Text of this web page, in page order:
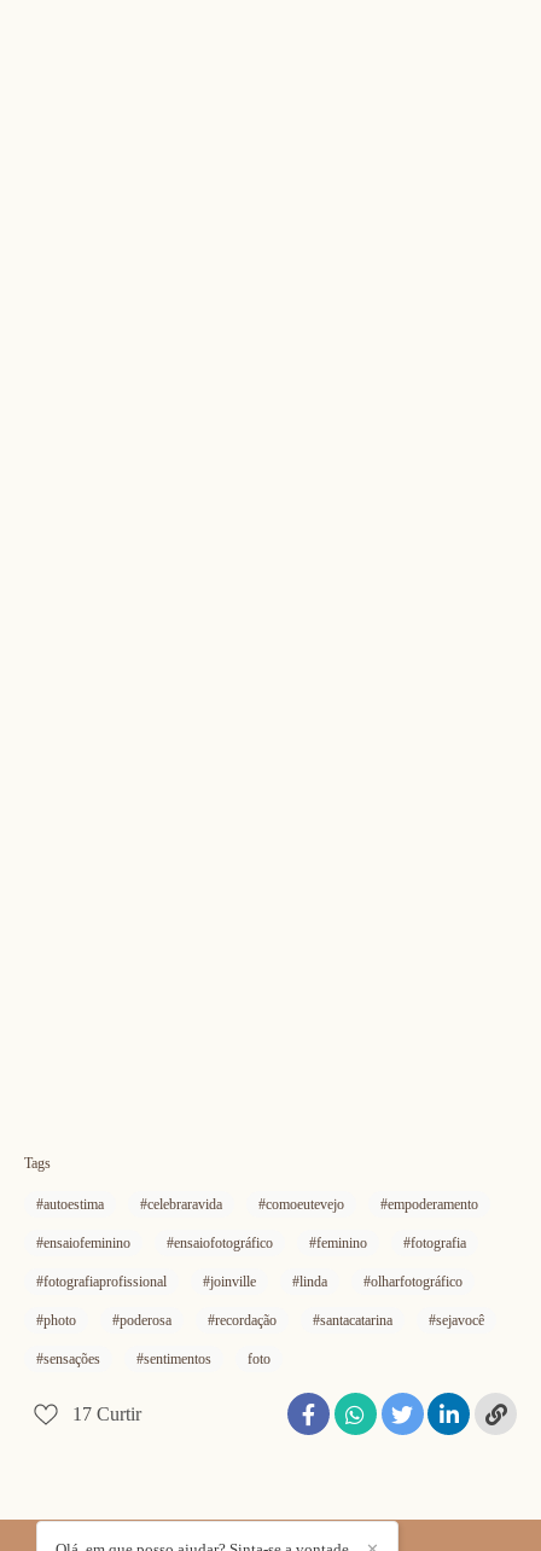
Tags
#autoestima #celebraravida #comoeutevejo #empoderamento
#ensaiofeminino #ensaiofotográfico #feminino #fotografia
#fotografiaprofissional #joinville #linda #olharfotográfico
#photo #poderosa #recordação #santacatarina #sejavocê
#sensações #sentimentos foto
17 Curtir